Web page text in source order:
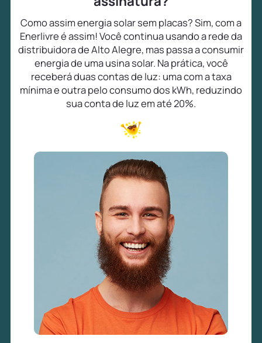
Como assim energia solar sem placas? Sim, com a
Enerlivre é assim! Você continua usando a rede da
distribuidora de Alto Alegre, mas passa a consumir
energia de uma usina solar. Na prática, você
receberá duas contas de luz: uma com a taxa
mínima e outra pelo consumo dos kWh, reduzindo
sua conta de luz em até 20%.